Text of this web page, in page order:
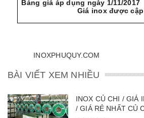
Bảng giá áp
Giá inox được cập nhật
INOXPHUQUY.COM
BÀI VIẾT XEM NHIỀU
INOX CỦ CHI / GIÁ
/ GIÁ RẺ NHẤT CỦ